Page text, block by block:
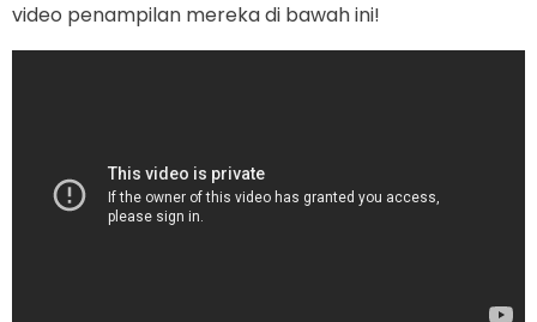
video penampilan mereka di bawah ini!